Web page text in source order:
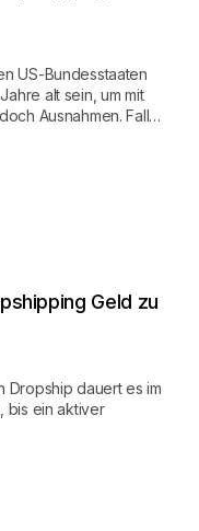
US-Bundesstaaten
alt sein, um mit
Ausnahmen. Falls
Geld zu
Dropship dauert es im
bis ein aktiver